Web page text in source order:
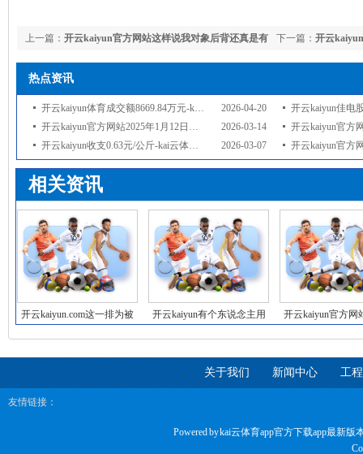
下一篇： 开云
官方下载app最新
上一篇： 开云kaiyun官方网站这样说我对象后背还真是有
黑头哎-kai云体育app官方下载app最新版本-kai云体育app官方登录入口
热点资讯
2026-04-20
开云kaiyun体育成交额8669.84万元-kai云体育app官方下载app最
开云kaiyun佳电股份12月31日
2026-03-14
开云kaiyun官方网站2025年1月12日陕西泾云当代农业股份有限公司云阳蔬菜
开云kaiyun官方网站如今也曾
2026-03-07
开云kaiyun收支0.63元/公斤-kai云体育app官方下载app最新版本- 开云kaiyun官方网站库明加这样有
相关资讯
开云kaiyun.com这一排为被
开云kaiyun有个东说念主用
开云kaiyun官方网
关于我们 新闻中心 工
友情链接：
Powered bykai云体育app官方下载app最新版